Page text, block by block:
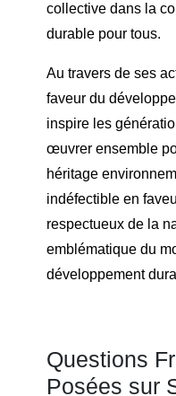
collective dans la
durable pour tous.
Au travers de ses
faveur du
inspire les
œuvrer ensemble
héritage
indéfectible en
respectueux de la
emblématique du
développement
Questions
Posées sur